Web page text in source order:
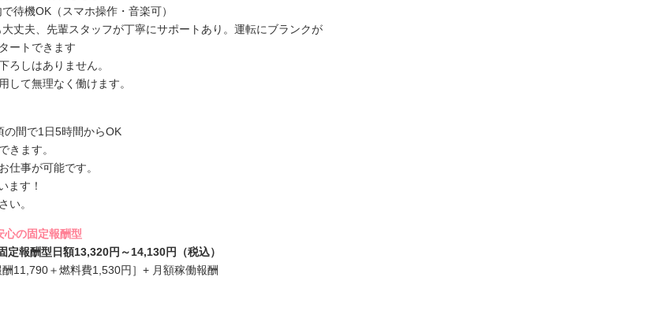
待機OK（スマホ操作・音楽可）
大丈夫、先輩スタッフが丁寧にサポートあり。運転にブランクが
ートできます
ろしはありません。
して無理なく働けます。
の間で1日5時間からOK
きます。
仕事が可能です。
ます！
い。
心の固定報酬型
報酬型日額13,320円～14,130円（税込）
11,790＋燃料費1,530円］+ 月額稼働報酬